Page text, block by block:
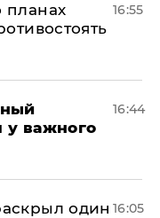
планах
16:55
у важного
16:44
один 16:05